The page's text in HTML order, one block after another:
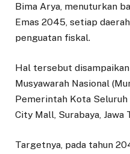
Bima Arya, menuturkan
Emas 2045, setiap
penguatan fiskal.
Hal tersebut
Musyawarah Nasional
Pemerintah Kota Seluruh
City Mall, Surabaya,
Targetnya, pada tahun